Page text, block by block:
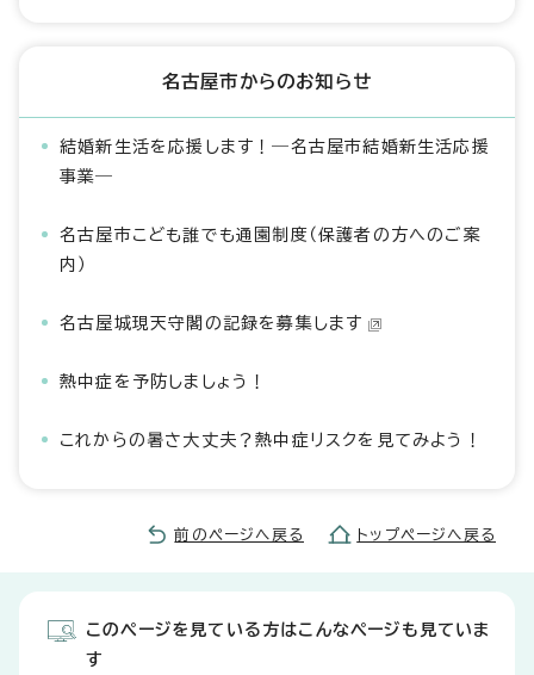
名古屋市からのお知らせ
結婚新生活を応援します！―名古屋市結婚新生活応援
事業―
名古屋市こども誰でも通園制度（保護者の方へのご案
内）
名古屋城現天守閣の記録を募集します
熱中症を予防しましょう！
これからの暑さ大丈夫？熱中症リスクを見てみよう！
前のページへ戻る トップページへ戻る
このページを見ている方はこんなページも見ていま
す